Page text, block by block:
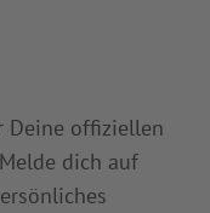
Deine offiziellen
dich auf